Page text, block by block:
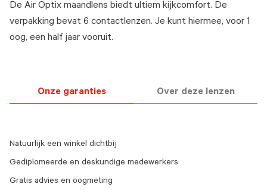
De Air Optix maandlens biedt ultiem kijkcomfort. De
verpakking bevat 6 contactlenzen. Je kunt hiermee, voor 1
oog, een half jaar vooruit.
Onze garanties Over deze lenzen
Natuurlijk een winkel dichtbij
Gediplomeerde en deskundige medewerkers
Gratis advies en oogmeting